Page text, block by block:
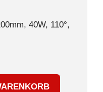
40W, 110°,